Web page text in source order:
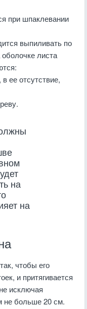
при шпаклевании
выпиливать по
листа
ее отсутствие,
на
на
чтобы его
и притягивается
исключая
не больше 20 см.